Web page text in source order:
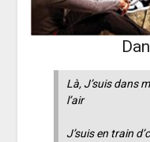
Là, J’suis dans
l’air
J’suis en train